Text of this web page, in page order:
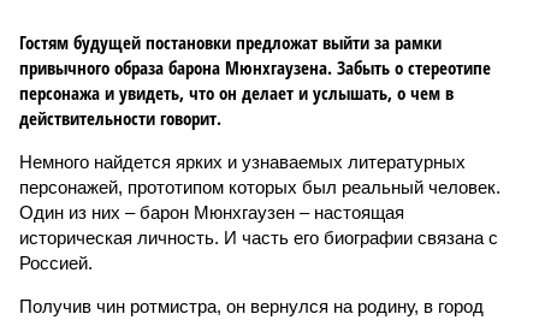
Гостям будущей постановки предложат выйти за рамки
привычного образа барона Мюнхгаузена. Забыть о стереотипе
персонажа и увидеть, что он делает и услышать, о чем в
действительности говорит.
Немного найдется ярких и узнаваемых литературных
персонажей, прототипом которых был реальный человек.
Один из них – барон Мюнхгаузен – настоящая
историческая личность. И часть его биографии связана с
Россией.
Получив чин ротмистра, он вернулся на родину, в город